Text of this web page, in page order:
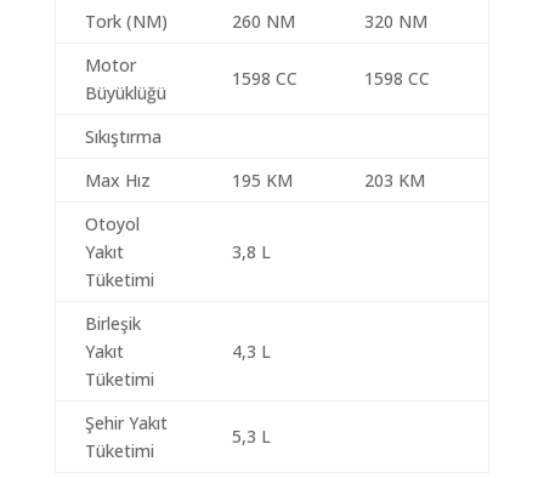
Tork (NM)
260 NM
320 NM
Motor
Büyüklüğü
1598 CC 1598 CC
Sıkıştırma
Max Hız
195 KM
203 KM
Otoyol
Yakıt
Tüketimi
3,8 L
Birleşik
Yakıt
Tüketimi
4,3 L
Şehir Yakıt
Tüketimi
5,3 L